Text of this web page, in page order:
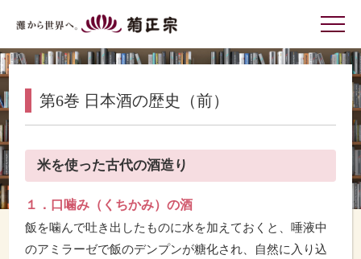
第6巻 日本酒の歴史（前）
米を使った古代の酒造り
１．口噛み（くちかみ）の酒
飯を噛んで吐き出したものに水を加えておくと、唾液中
のアミラーゼで飯のデンプンが糖化され、自然に入り込